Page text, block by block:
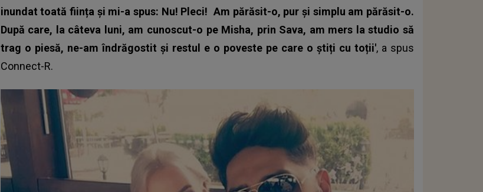
inundat toată ființa și mi-a spus: Nu! Pleci! Am părăsit-o, pur și simplu am părăsit-o.
După care, la câteva luni, am cunoscut-o pe Misha, prin Sava, am mers la studio să
trag o piesă, ne-am îndrăgostit și restul e o poveste pe care o știți cu toții', a spus
Connect-R.